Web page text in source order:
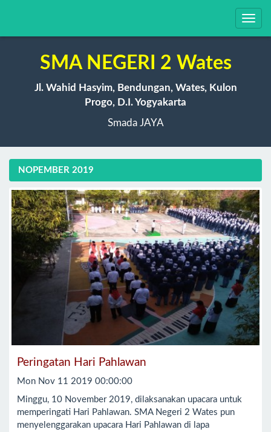
SMA NEGERI 2 Wates
Jl. Wahid Hasyim, Bendungan, Wates, Kulon
Progo, D.I. Yogyakarta
Smada JAYA
NOPEMBER 2019
Peringatan Hari Pahlawan
Mon Nov 11 2019 00:00:00
Minggu, 10 November 2019, dilaksanakan upacara untuk
memperingati Hari Pahlawan. SMA Negeri 2 Wates pun
menyelenggarakan upacara Hari Pahlawan di lapa